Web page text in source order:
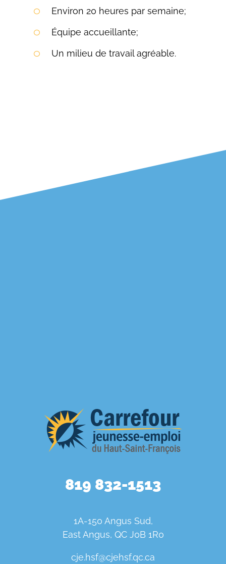
Environ 20 heures par semaine;
Équipe accueillante;
Un milieu de travail agréable.
819 832-1513
1A-150 Angus Sud,
East Angus, QC J0B 1R0
cje.hsf@cjehsf.qc.ca